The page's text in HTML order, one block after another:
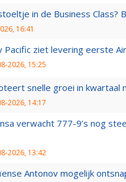
in de Business
16:41
Pacific ziet levering eerste
2026, 15:25
snelle groei in
2026, 14:17
verwacht 777-9’s nog
2026, 13:42
Antonov mogelijk